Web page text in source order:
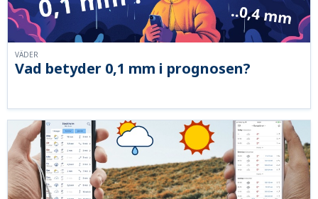
Vad betyder 0,1 mm i prognosen?
VÄDER